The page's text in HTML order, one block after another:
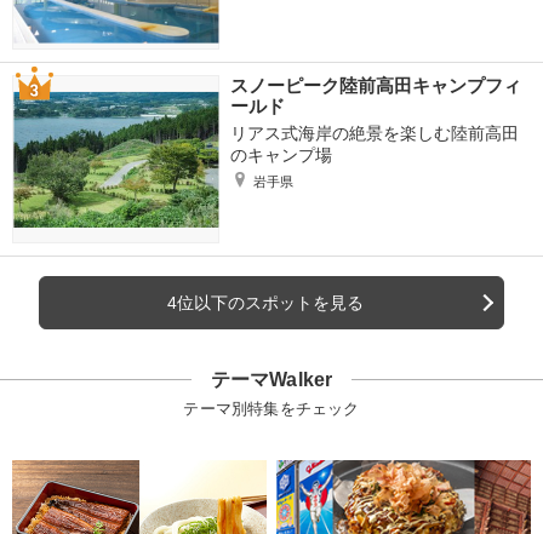
スノーピーク陸前高田キャンプフィ
ールド
リアス式海岸の絶景を楽しむ陸前高田
のキャンプ場
岩手県
4位以下のスポットを見る
テーマWalker
テーマ別特集をチェック